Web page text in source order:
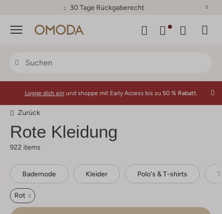
30 Tage Rückgaberecht
Menü
Logge dich ein und shoppe mit Early Access bis zu 50 % Rabatt.
Zurück
Rote Kleidung
922 items
Bademode Kleider Polo's & T-shirts
Rot